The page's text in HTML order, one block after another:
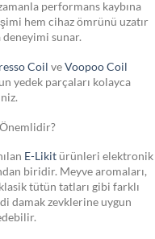
performans kaybına
hem cihaz ömrünü uzatır
sunar.
Coil veVoopoo Coil
yedek parçaları kolayca
E-Likitürünleri elektronik
biridir. Meyve aromaları,
tütün tatları gibi farklı
damak zevklerine uygun